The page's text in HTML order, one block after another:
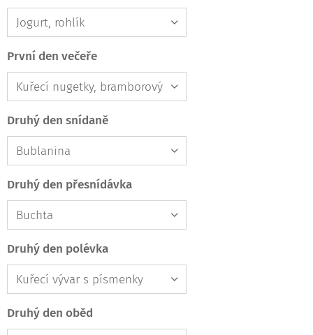
První den večeře
Druhý den snídaně
Druhý den přesnídávka
Druhý den polévka
Druhý den oběd